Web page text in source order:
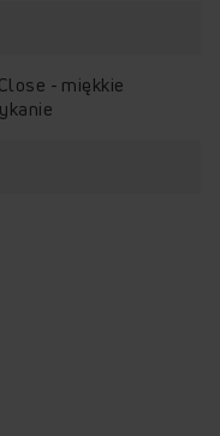
katalityczne
aby odkryć jego
- miękkie